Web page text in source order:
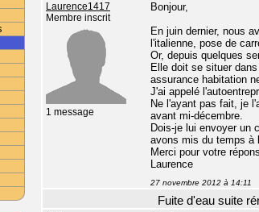
Laurence1417
Membre inscrit
1 message
Bonjour,
En juin dernier, nous
l'italienne, pose de
Or, depuis quelques
Elle doit se situer
assurance habitation
J'ai appelé
Ne l'ayant pas fait, je
avant mi-décembre.
Dois-je lui envoyer un
avons mis du temps à
Merci pour votre
Laurence
27 novembre 2012 à 14:11
Fuite d'eau suite